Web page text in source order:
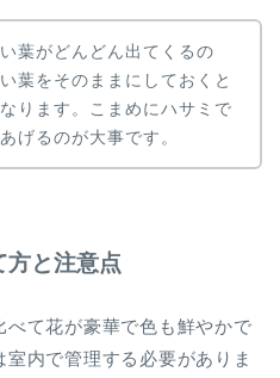
葉がどんどん出てくるの
葉をそのままにしておくと
ります。こまめにハサミで
げるのが大事です。
方と注意点
て花が豪華で色も鮮やかで
内で管理する必要がありま